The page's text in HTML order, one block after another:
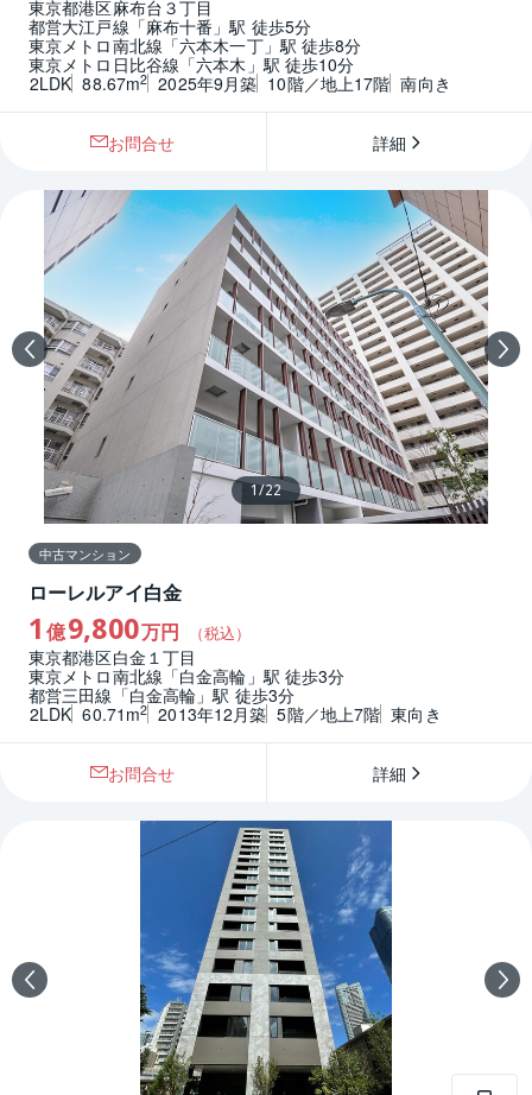
東京都港区麻布台３丁目
都営大江戸線「麻布十番」駅 徒歩5分
東京メトロ南北線「六本木一丁」駅 徒歩8分
東京メトロ日比谷線「六本木」駅 徒歩10分
2LDK 88.67m2 2025年9月築 10階／地上17階 南向き
お問合せ 詳細
1/22
中古マンション
ローレルアイ白金
1 億9,800万円 （税込）
東京都港区白金１丁目
東京メトロ南北線「白金高輪」駅 徒歩3分
都営三田線「白金高輪」駅 徒歩3分
2LDK 60.71m2 2013年12月築 5階／地上7階 東向き
お問合せ 詳細